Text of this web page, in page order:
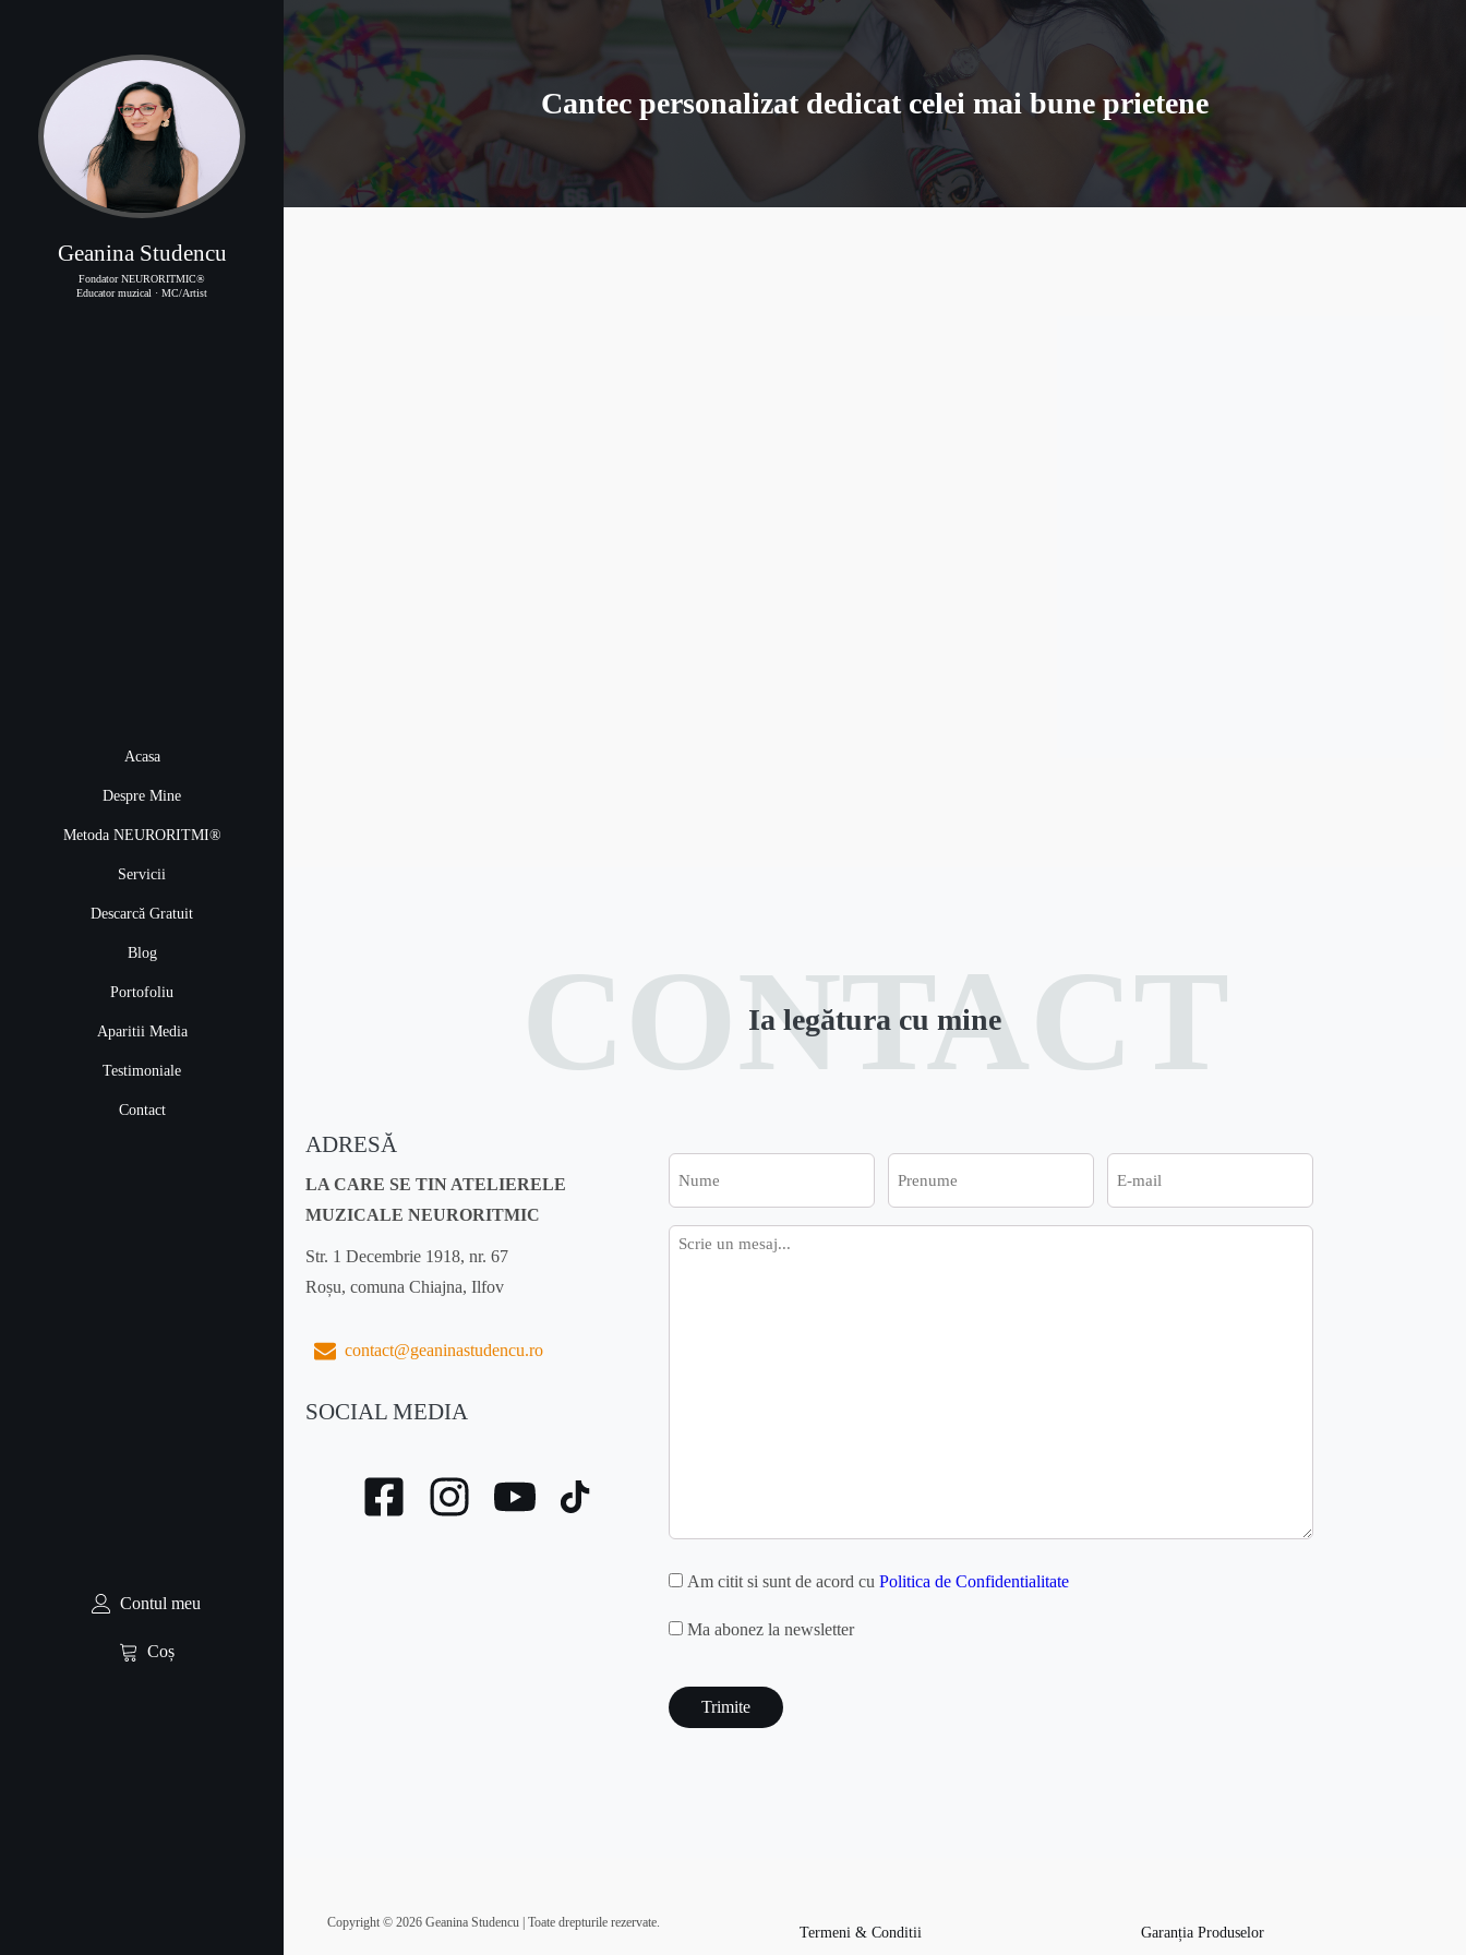
Geanina Studencu
Fondator NEURORITMIC®
Educator muzical · MC/Artist
Acasa
Despre Mine
Metoda NEURORITMI®
Servicii
Descarcă Gratuit
Blog
Portofoliu
Aparitii Media
Testimoniale
Contact
Contul meu
Coș
Cantec personalizat dedicat celei mai bune prietene
CONTACT
Ia legătura cu mine
ADRESĂ
LA CARE SE TIN ATELIERELE
MUZICALE NEURORITMIC
Str. 1 Decembrie 1918, nr. 67
Roșu, comuna Chiajna, Ilfov
contact@geaninastudencu.ro
SOCIAL MEDIA
Mesaj
GDPR
Am citit si sunt de acord cuPolitica de Confidentialitate
MAILCHIMP
Ma abonez la newsletter
Copyright © 2026 Geanina Studencu | Toate drepturile rezervate.
Termeni & Conditii Garanția Produselor